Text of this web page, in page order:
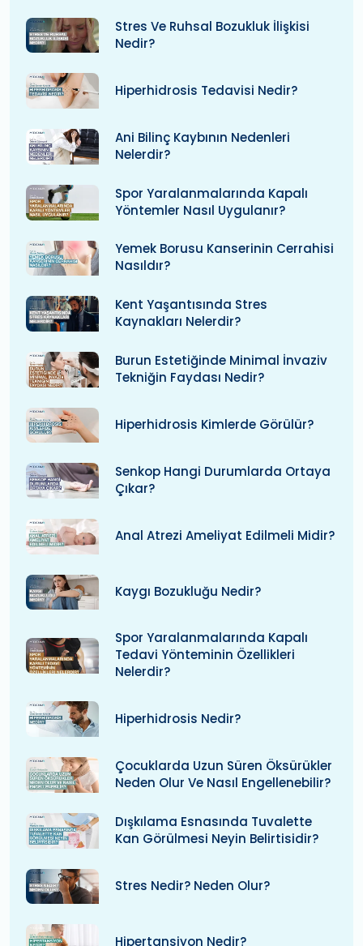
Stres Ve Ruhsal Bozukluk İlişkisi
Nedir?
Hiperhidrosis Tedavisi Nedir?
Ani Bilinç Kaybının Nedenleri
Nelerdir?
Spor Yaralanmalarında Kapalı
Yöntemler Nasıl Uygulanır?
Yemek Borusu Kanserinin Cerrahisi
Nasıldır?
Kent Yaşantısında Stres
Kaynakları Nelerdir?
Burun Estetiğinde Minimal İnvaziv
Tekniğin Faydası Nedir?
Hiperhidrosis Kimlerde Görülür?
Senkop Hangi Durumlarda Ortaya
Çıkar?
Anal Atrezi Ameliyat Edilmeli Midir?
Kaygı Bozukluğu Nedir?
Spor Yaralanmalarında Kapalı
Tedavi Yönteminin Özellikleri
Nelerdir?
Hiperhidrosis Nedir?
Çocuklarda Uzun Süren Öksürükler
Neden Olur Ve Nasıl Engellenebilir?
Dışkılama Esnasında Tuvalette
Kan Görülmesi Neyin Belirtisidir?
Stres Nedir? Neden Olur?
Hipertansiyon Nedir?